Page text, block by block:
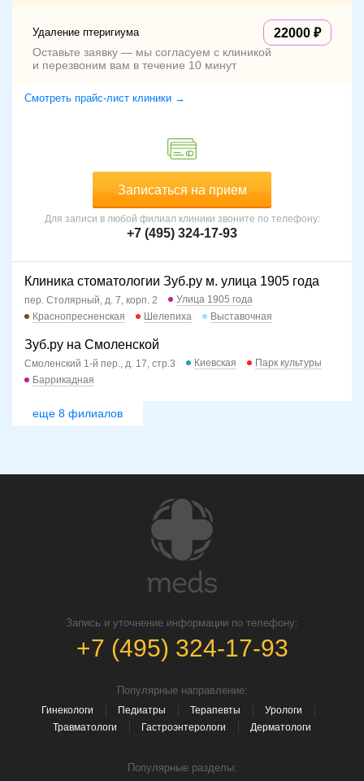
Удаление птеригиума 22000
Оставьте заявку — мы согласуем с клиникой
и перезвоним вам в течение 10 минут
Смотреть прайс-лист клиники →
Записаться на прием
Для записи в любой филиал клиники звоните по телефону:
+7 (495) 324-17-93
Клиника стоматологии Зуб.ру м. улица 1905 года
пер. Столярный, д. 7, корп. 2
Улица 1905 года
Краснопресненская
Шелепиха Выставочная
Зуб.ру на Смоленской
Смоленский 1-й пер., д. 17, стр.3 Киевская
Парк культуры
Баррикадная
еще 8 филиалов
Запись и уточнение информации по телефону:
+7 (495) 324-17-93
Популярные направление:
Гинекологи Педиатры Терапевты
Урологи
Травматологи
Гастроэнтерологи Дерматологи
Популярные разделы: